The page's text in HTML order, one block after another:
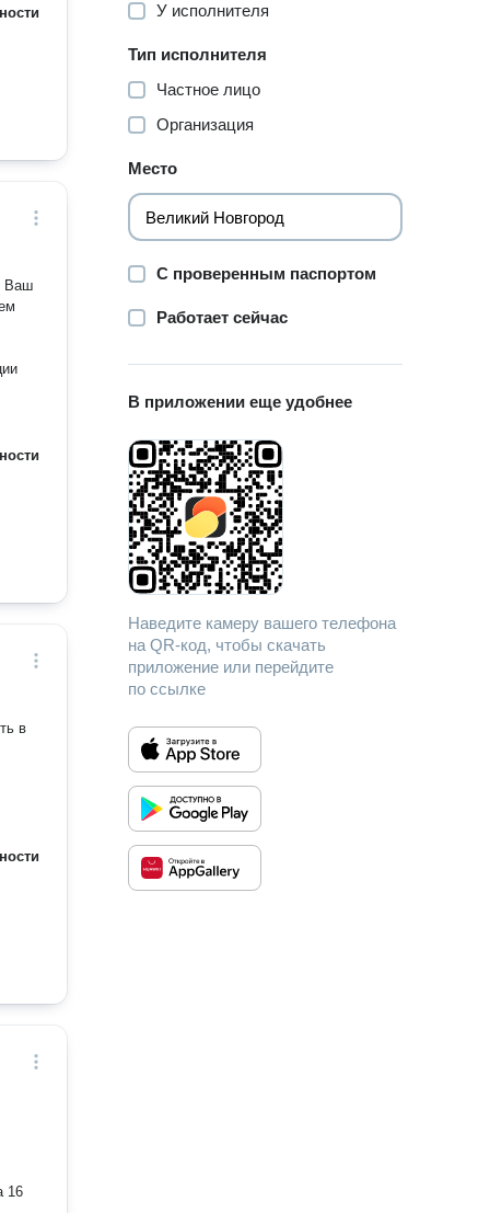
Ваш
в
У исполнителя
Тип исполнителя
Частное лицо
Организация
Место
С проверенным паспортом
Работает сейчас
В приложении еще удобнее
Наведите камеру вашего телефона
на QR-код, чтобы скачать
приложение или перейдите
по ссылке